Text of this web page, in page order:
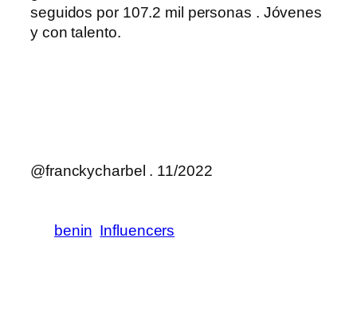
seguidos por 107.2 mil personas . Jóvenes
y con talento.
@franckycharbel . 11/2022
benin Influencers